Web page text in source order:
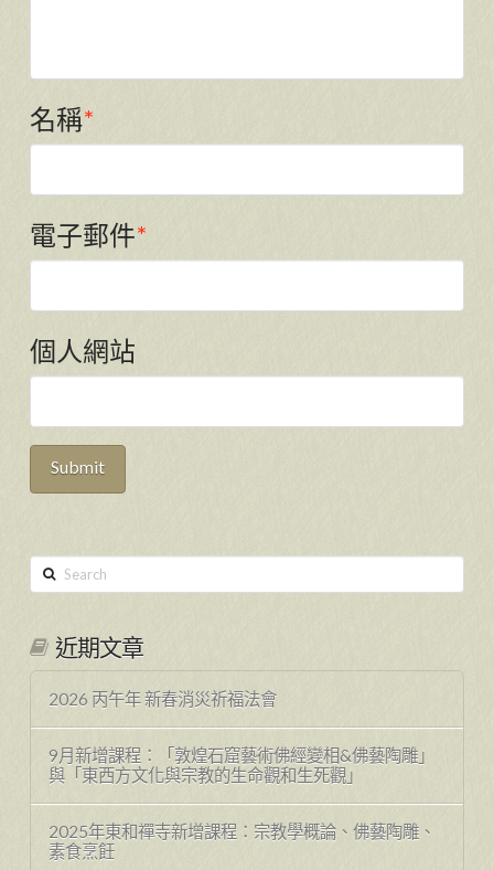
名稱*
電子郵件*
個人網站
Search
近期文章
2026 丙午年 新春消災祈福法會
9月新增課程：「敦煌石窟藝術佛經變相&佛藝陶雕」
與「東西方文化與宗教的生命觀和生死觀」
2025年東和禪寺新增課程：宗教學概論、佛藝陶雕、
素食烹飪